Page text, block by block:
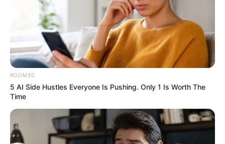
ROOM30
5 AI Side Hustles Everyone Is Pushing. Only 1 Is Worth The
Time